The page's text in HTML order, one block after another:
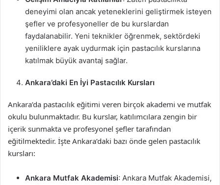
deneyimi olan ancak yeteneklerini geliştirmek isteyen
şefler ve profesyoneller de bu kurslardan
faydalanabilir. Yeni teknikler öğrenmek, sektördeki
yeniliklere ayak uydurmak için pastacılık kurslarına
katılmak büyük avantaj sağlar.
Ankara’daki En İyi Pastacılık Kursları
Ankara’da pastacılık eğitimi veren birçok akademi ve mutfak
okulu bulunmaktadır. Bu kurslar, katılımcılara zengin bir
içerik sunmakta ve profesyonel şefler tarafından
eğitilmektedir. İşte Ankara’daki bazı önde gelen pastacılık
kursları:
Ankara Mutfak Akademisi: Ankara Mutfak Akademisi,